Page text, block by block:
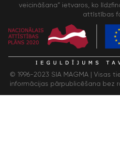
veicināšana” ietvaros, ko
attīstības
© 1996-2023 SIA MAGMA | Visas
informācijas pārpublicēšana bez